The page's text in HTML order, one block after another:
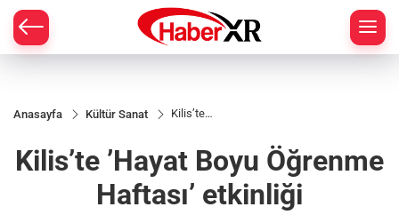
Anasayfa Kültür Sanat
Kilis’te
Öğrenme
Haftası’
etkinliği
Kilis’te ’Hayat Boyu Öğrenme
Haftası’ etkinliği